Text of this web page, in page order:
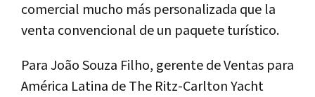
comercial mucho más personalizada que la
venta convencional de un paquete turístico.
Para João Souza Filho, gerente de Ventas para
América Latina de The Ritz-Carlton Yacht